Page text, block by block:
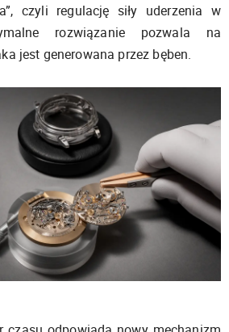
czyli regulację siły uderzenia w
rozwiązanie pozwala na
jest generowana przez bęben.